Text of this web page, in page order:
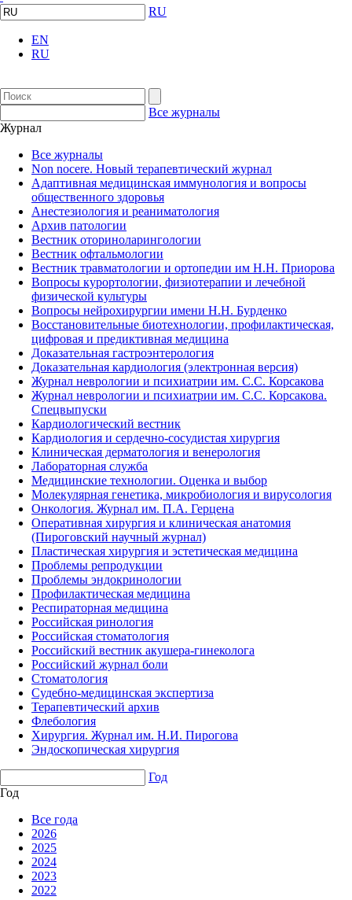
RU
EN
RU
Все журналы
Журнал
Все журналы
Non nocere. Новый терапевтический журнал
Адаптивная медицинская иммунология и вопросы
общественного здоровья
Анестезиология и реаниматология
Архив патологии
Вестник оториноларингологии
Вестник офтальмологии
Вестник травматологии и ортопедии им Н.Н. Приорова
Вопросы курортологии, физиотерапии и лечебной
физической культуры
Вопросы нейрохирургии имени Н.Н. Бурденко
Восстановительные биотехнологии, профилактическая,
цифровая и предиктивная медицина
Доказательная гастроэнтерология
Доказательная кардиология (электронная версия)
Журнал неврологии и психиатрии им. С.С. Корсакова
Журнал неврологии и психиатрии им. С.С. Корсакова.
Спецвыпуски
Кардиологический вестник
Кардиология и сердечно-сосудистая хирургия
Клиническая дерматология и венерология
Лабораторная служба
Медицинские технологии. Оценка и выбор
Молекулярная генетика, микробиология и вирусология
Онкология. Журнал им. П.А. Герцена
Оперативная хирургия и клиническая анатомия
(Пироговский научный журнал)
Пластическая хирургия и эстетическая медицина
Проблемы репродукции
Проблемы эндокринологии
Профилактическая медицина
Респираторная медицина
Российская ринология
Российская стоматология
Российский вестник акушера-гинеколога
Российский журнал боли
Стоматология
Судебно-медицинская экспертиза
Терапевтический архив
Флебология
Хирургия. Журнал им. Н.И. Пирогова
Эндоскопическая хирургия
Год
Год
Все года
2026
2025
2024
2023
2022